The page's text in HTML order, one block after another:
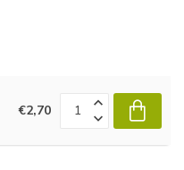
€2,70